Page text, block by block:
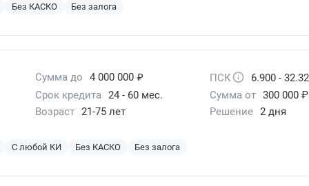
Без КАСКО Без залога
Сумма до 4 000 000 ₽ ПСК
6.900 -
Срок кредита 24 - 60 мес. Сумма от 300 000 ₽
Возраст 21-75 лет Решение 2 дня
С любой КИ Без КАСКО Без залога